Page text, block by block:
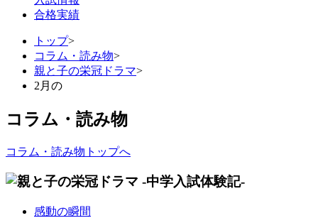
合格実績
トップ>
コラム・読み物>
親と子の栄冠ドラマ>
2月の
コラム・読み物
コラム・読み物トップへ
感動の瞬間